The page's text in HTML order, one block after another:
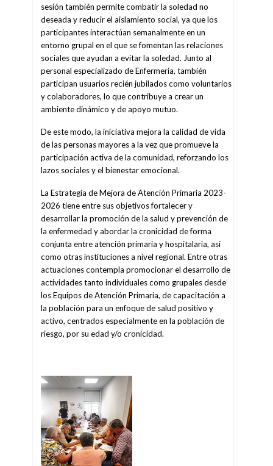
sesión también permite combatir la soledad no
deseada y reducir el aislamiento social, ya que los
participantes interactúan semanalmente en un
entorno grupal en el que se fomentan las relaciones
sociales que ayudan a evitar la soledad. Junto al
personal especializado de Enfermería, también
participan usuarios recién jubilados como voluntarios
y colaboradores, lo que contribuye a crear un
ambiente dinámico y de apoyo mutuo.
De este modo, la iniciativa mejora la calidad de vida
de las personas mayores a la vez que promueve la
participación activa de la comunidad, reforzando los
lazos sociales y el bienestar emocional.
La Estrategia de Mejora de Atención Primaria 2023-
2026 tiene entre sus objetivos fortalecer y
desarrollar la promoción de la salud y prevención de
la enfermedad y abordar la cronicidad de forma
conjunta entre atención primaria y hospitalaria, así
como otras instituciones a nivel regional. Entre otras
actuaciones contempla promocionar el desarrollo de
actividades tanto individuales como grupales desde
los Equipos de Atención Primaria, de capacitación a
la población para un enfoque de salud positivo y
activo, centrados especialmente en la población de
riesgo, por su edad y/o cronicidad.